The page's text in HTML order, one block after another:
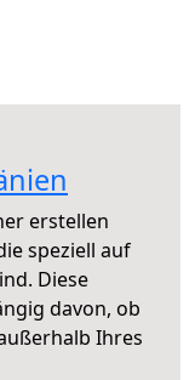
erstellen
speziell auf
Diese
davon, ob
Ihres